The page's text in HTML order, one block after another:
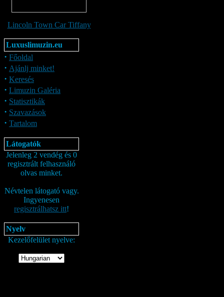
Lincoln Town Car Tiffany
Luxuslimuzin.eu
· Főoldal
· Ajánlj minket!
· Keresés
· Limuzin Galéria
· Statisztikák
· Szavazások
· Tartalom
Látogatók
Jelenleg 2 vendég és 0
regisztrált felhasználó
olvas minket.
Névtelen látogató vagy.
Ingyenesen
regisztrálhatsz itt!
Nyelv
Kezelőfelület nyelve: